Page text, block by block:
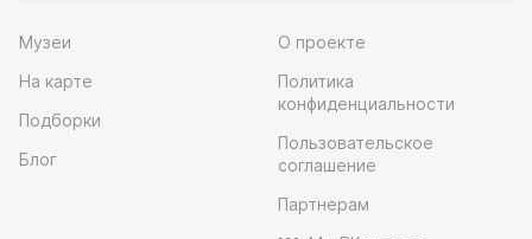
Музеи
На карте
Подборки
Блог
О проекте
Политика
конфиденциальности
Пользовательское
соглашение
Партнерам